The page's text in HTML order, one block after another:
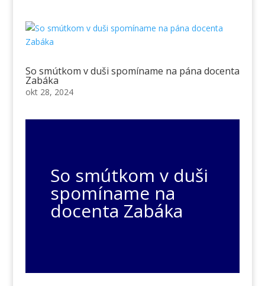
So smútkom v duši spomíname na pána docenta
Zabáka
okt 28, 2024
So smútkom v duši
spomíname na
docenta Zabáka